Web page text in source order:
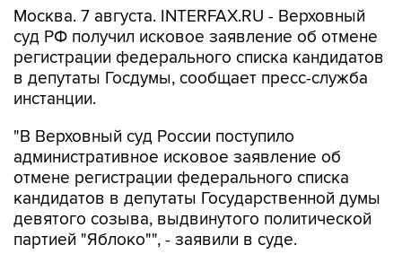
Москва. 7 августа. INTERFAX.RU - Верховный
суд РФ получил исковое заявление об отмене
регистрации федерального списка кандидатов
в депутаты Госдумы, сообщает пресс-служба
инстанции.
"В Верховный суд России поступило
административное исковое заявление об
отмене регистрации федерального списка
кандидатов в депутаты Государственной думы
девятого созыва, выдвинутого политической
партией "Яблоко"", - заявили в суде.